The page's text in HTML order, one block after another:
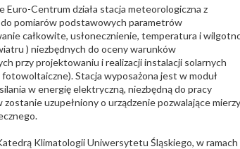
Centrum działa stacja meteorologiczna z
pomiarów podstawowych parametrów
całkowite, usłonecznienie, temperatura i
) niezbędnych do oceny warunków
przy projektowaniu i realizacji instalacji solarnych
Stacja wyposażona jest w moduł
w energię elektryczną, niezbędną do pracy
uzupełniony o urządzenie pozwalające
Klimatologii Uniwersytetu Śląskiego, w ramach